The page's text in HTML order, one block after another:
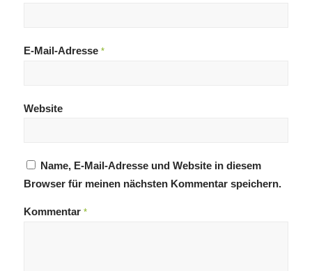
E-Mail-Adresse *
Website
Name, E-Mail-Adresse und Website in diesem
Browser für meinen nächsten Kommentar speichern.
Kommentar *